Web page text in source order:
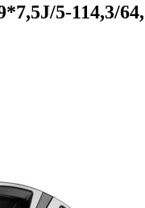
5-114,3/